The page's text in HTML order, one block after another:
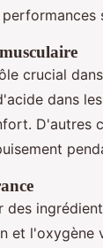
crucial
dans
D'autres
des
et l'oxygène